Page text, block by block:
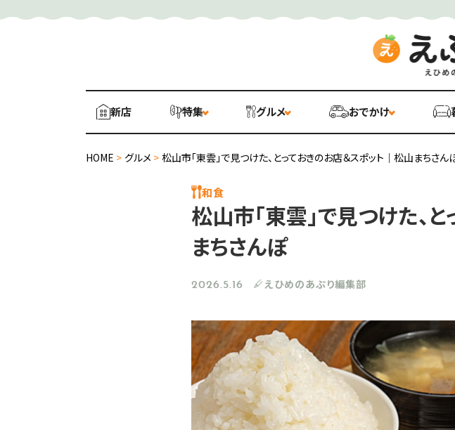
新店 特集 グルメ おでかけ
HOME > グルメ > 松山市「東雲」で見つけた、とっておきのお店＆スポット｜松山まちさん
和食
松山市「東雲」で見つけた、
まちさんぽ
2026.5.16 えひめのあぷり編集部